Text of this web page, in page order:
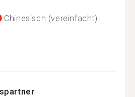
Chinesisch (vereinfacht)